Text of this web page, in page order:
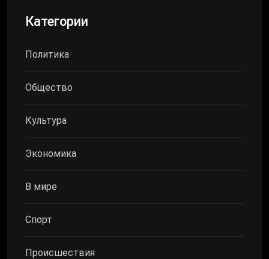
Категории
Политика
Общество
Культура
Экономика
В мире
Спорт
Происшествия